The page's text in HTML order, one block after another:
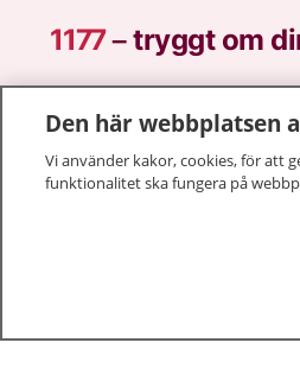
1177–tryggt om
På 1177.se får du råd om
vilka mottagningar du kan
och göra dina
sjukvårdsrådgivning
Den här webbplatsen
Vi använder kakor, cookies, för att
funktionalitet ska fungera på